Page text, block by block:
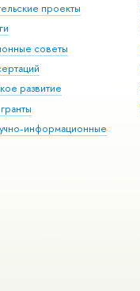
проекты
советы
развитие
информационные